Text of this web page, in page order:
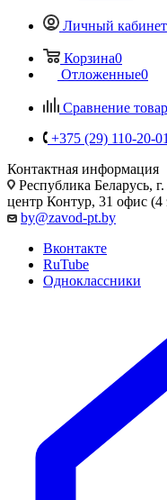
Личный кабинет
Корзина0
Отложенные0
Сравнение
+375 (29) 110-20-01
Контактная информация
Республика Беларусь,
центр Контур, 31 офис (4
by@zavod-pt.by
Вконтакте
RuTube
Одноклассники